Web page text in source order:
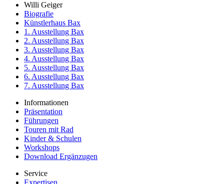
Willi Geiger
Biografie
Künstlerhaus Bax
1. Ausstellung Bax
2. Ausstellung Bax
3. Ausstellung Bax
4. Ausstellung Bax
5. Ausstellung Bax
6. Ausstellung Bax
7. Ausstellung Bax
Informationen
Präsentation
Führungen
Touren mit Rad
Kinder & Schulen
Workshops
Download Ergänzugen
Service
Expertisen